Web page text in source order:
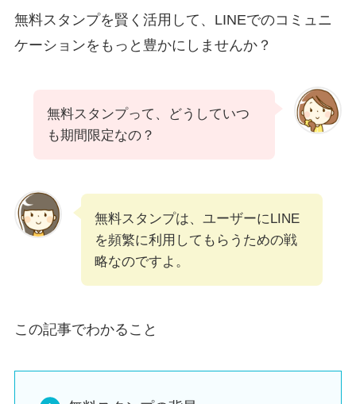
無料スタンプを賢く活用して、LINEでのコミュニ
ケーションをもっと豊かにしませんか？
無料スタンプって、どうしていつ
も期間限定なの？
無料スタンプは、ユーザーにLINE
を頻繁に利用してもらうための戦
略なのですよ。
この記事でわかること